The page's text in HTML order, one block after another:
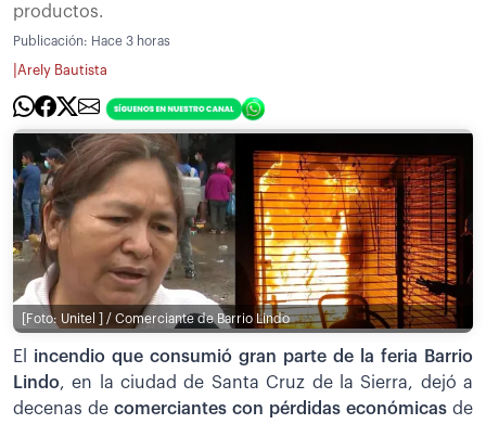
productos.
Publicación: Hace 3 horas
Arely Bautista
[Foto: Unitel ] / Comerciante de Barrio Lindo
El incendio que consumió gran parte de la feria Barrio
Lindo, en la ciudad de Santa Cruz de la Sierra, dejó a
decenas de comerciantes con pérdidas económicas de